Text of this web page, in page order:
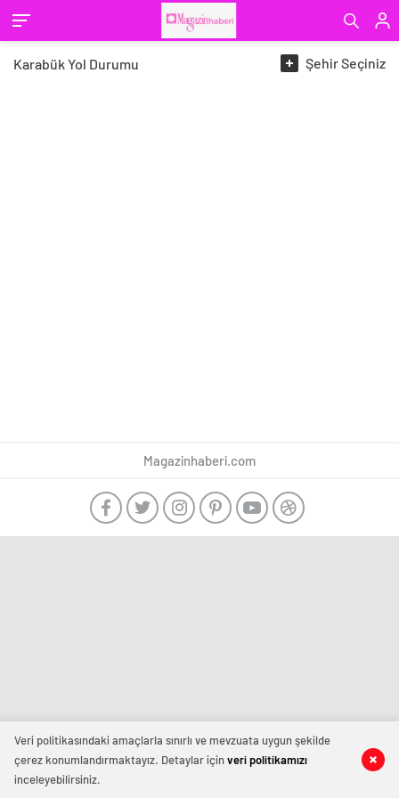
KarabükYol Durumu ŞehirSeçiniz
Magazinhaberi.com
Veri politikasındaki amaçlarla sınırlı ve mevzuata uygun şekilde
çerez konumlandırmaktayız. Detaylar içinveri politikamızı
inceleyebilirsiniz.